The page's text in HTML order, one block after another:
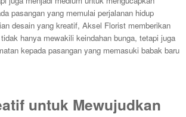
pasangan yang memulai perjalanan hidup
desain yang kreatif, Aksel Florist memberikan
hanya mewakili keindahan bunga, tetapi juga
kepada pasangan yang memasuki babak baru
untuk Mewujudkan